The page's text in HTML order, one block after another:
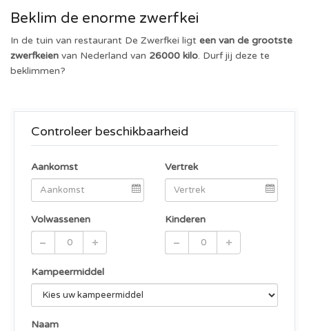
Beklim de enorme zwerfkei
In de tuin van restaurant De Zwerfkei ligt een van de grootste
zwerfkeien van Nederland van 26000 kilo. Durf jij deze te
beklimmen?
Controleer beschikbaarheid
Aankomst Vertrek
Volwassenen Kinderen
Kampeermiddel
Naam